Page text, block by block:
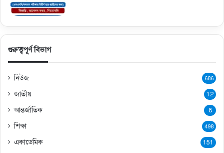
গুরুত্বপূর্ণ বিভাগ
নিউজ 686
জাতীয় 12
আন্তর্জাতিক 8
শিক্ষা 498
একাডেমিক 151